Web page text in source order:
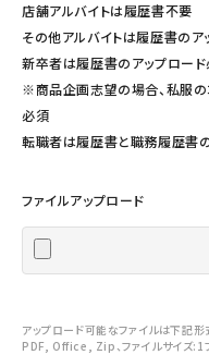
店舗アルバイトは履歴書不要
その他アルバイトは履歴書のア
新卒者は履歴書のアップロー
※商品企画志望の場合、私服の
必須
転職者は履歴書と職務履歴書
ファイルアップロード
アップロード可能なファイルは下記
PDF, Office, Zip、ファイルサイズ:1